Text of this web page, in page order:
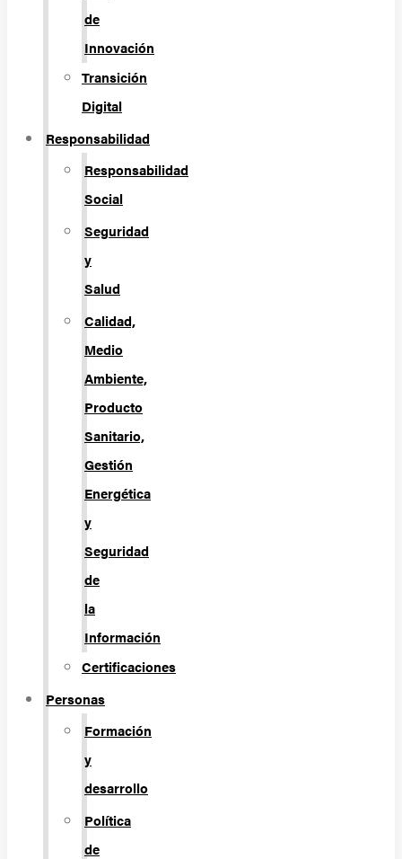
de
Innovación
Transición
Digital
Responsabilidad
Responsabilidad
Social
Seguridad
y
Salud
Calidad,
Medio
Ambiente,
Producto
Sanitario,
Gestión
Energética
y
Seguridad
de
la
Información
Certificaciones
Personas
Formación
y
desarrollo
Política
de